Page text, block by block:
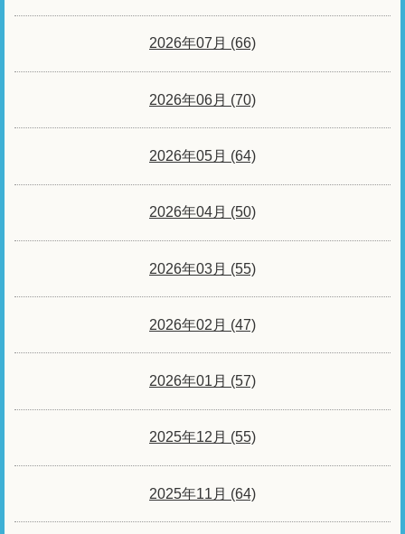
2026年07月 (66)
2026年06月 (70)
2026年05月 (64)
2026年04月 (50)
2026年03月 (55)
2026年02月 (47)
2026年01月 (57)
2025年12月 (55)
2025年11月 (64)